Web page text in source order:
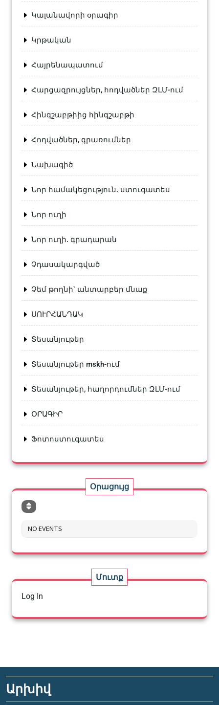
Կալանավորի օրագիր
Կրթական
Հայրենապատում
Հարցազրույցներ, հոդվածներ ԶԼՄ-ում
Հինգշաբթիից հինգշաբթի
Հոդվածներ, գրառումներ
Նախագիծ
Նոր համակեցություն. ստուգատես
Նոր ուղի
Նոր ուղի. գրադարան
Չդասակարգված
Չեմ թողնի՝ անտարբեր մնաք
ՍՈՒՐՀԱՆԴԱԿ
Տեսանյութեր
Տեսանյութեր mskh-ում
Տեսանյութեր, հաղորդումներ ԶԼՄ-ում
ՕՐԱԳԻՐ
Ֆոտոստուգատես
Օրացույց
NO EVENTS
Մուտք
Log In
Արխիվ